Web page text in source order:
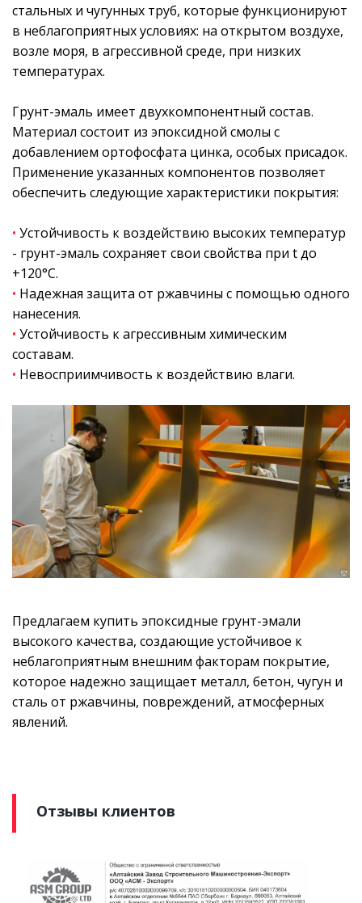
стальных и чугунных труб, которые функционируют
в неблагоприятных условиях: на открытом воздухе,
возле моря, в агрессивной среде, при низких
температурах.
Грунт-эмаль имеет двухкомпонентный состав.
Материал состоит из эпоксидной смолы с
добавлением ортофосфата цинка, особых присадок.
Применение указанных компонентов позволяет
обеспечить следующие характеристики покрытия:
• Устойчивость к воздействию высоких температур
- грунт-эмаль сохраняет свои свойства при t до
+120°С.
• Надежная защита от ржавчины с помощью одного
нанесения.
• Устойчивость к агрессивным химическим
составам.
• Невосприимчивость к воздействию влаги.
Предлагаем купить эпоксидные грунт-эмали
высокого качества, создающие устойчивое к
неблагоприятным внешним факторам покрытие,
которое надежно защищает металл, бетон, чугун и
сталь от ржавчины, повреждений, атмосферных
явлений.
Отзывы клиентов